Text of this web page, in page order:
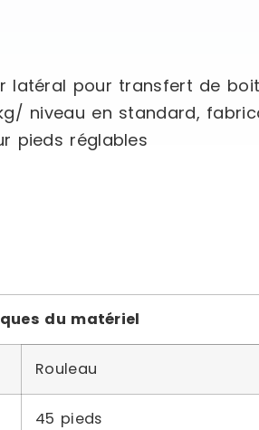
latéral pour transfert de
niveau en standard,
pieds réglables
du matériel
Rouleau
45 pieds